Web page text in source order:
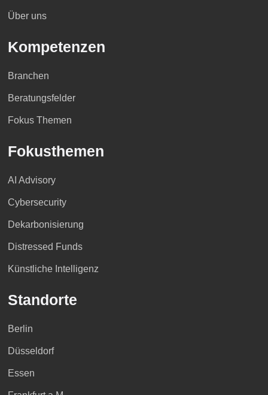
Über uns
Kompetenzen
Branchen
Beratungsfelder
Fokus Themen
Fokusthemen
AI Advisory
Cybersecurity
Dekarbonisierung
Distressed Funds
Künstliche Intelligenz
Standorte
Berlin
Düsseldorf
Essen